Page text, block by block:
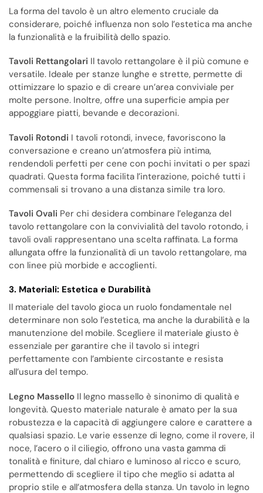
La forma del tavolo è un altro elemento cruciale da
considerare, poiché influenza non solo l’estetica ma anche
la funzionalità e la fruibilità dello spazio.
Tavoli Rettangolari Il tavolo rettangolare è il più comune e
versatile. Ideale per stanze lunghe e strette, permette di
ottimizzare lo spazio e di creare un’area conviviale per
molte persone. Inoltre, offre una superficie ampia per
appoggiare piatti, bevande e decorazioni.
Tavoli Rotondi I tavoli rotondi, invece, favoriscono la
conversazione e creano un’atmosfera più intima,
rendendoli perfetti per cene con pochi invitati o per spazi
quadrati. Questa forma facilita l’interazione, poiché tutti i
commensali si trovano a una distanza simile tra loro.
Tavoli Ovali Per chi desidera combinare l’eleganza del
tavolo rettangolare con la convivialità del tavolo rotondo, i
tavoli ovali rappresentano una scelta raffinata. La forma
allungata offre la funzionalità di un tavolo rettangolare, ma
con linee più morbide e accoglienti.
3. Materiali: Estetica e Durabilità
Il materiale del tavolo gioca un ruolo fondamentale nel
determinare non solo l’estetica, ma anche la durabilità e la
manutenzione del mobile. Scegliere il materiale giusto è
essenziale per garantire che il tavolo si integri
perfettamente con l’ambiente circostante e resista
all’usura del tempo.
Legno Massello Il legno massello è sinonimo di qualità e
longevità. Questo materiale naturale è amato per la sua
robustezza e la capacità di aggiungere calore e carattere a
qualsiasi spazio. Le varie essenze di legno, come il rovere, il
noce, l’acero o il ciliegio, offrono una vasta gamma di
tonalità e finiture, dal chiaro e luminoso al ricco e scuro,
permettendo di scegliere il tipo che meglio si adatta al
proprio stile e all’atmosfera della stanza. Un tavolo in legno